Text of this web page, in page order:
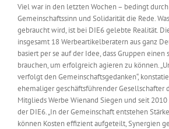
Jobshop
Suche
nach:
Viel war in den letzten Wochen – bedingt
Gemeinschaftssinn und Solidarität die Rede.
gebraucht wird, ist bei DIE6 gelebte Realität.
insgesamt 18 Werbeartikelberatern aus ganz
basiert per se auf der Idee, dass Gruppen
brauchen, um erfolgreich agieren zu können.
verfolgt den Gemeinschaftsgedanken“,
ehemaliger geschäftsführender Gesellschafter
Mitglieds Werbe Wienand Siegen und seit
der DIE6. „In der Gemeinschaft entstehen
können Kosten effizient aufgeteilt, Synergien